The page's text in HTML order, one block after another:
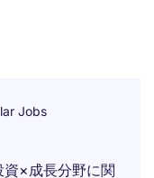
Jobs
資×成長分野に関